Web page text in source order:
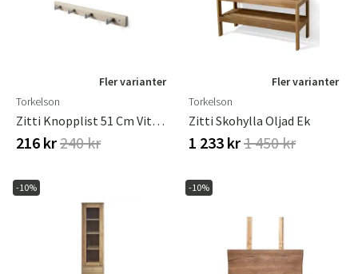
Fler varianter
Torkelson
Zitti Knopplist 51 Cm Vitoljad Ek
216 kr240 kr
Fler varianter
Torkelson
Zitti Skohylla Oljad Ek
1 233 kr1 450 kr
-10% -10%